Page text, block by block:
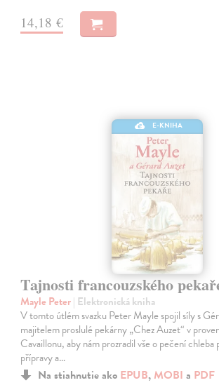
14,18 €
E-KNIHA
Tajnosti francouzského
Mayle Peter| Elektronická kniha
V tomto útlém svazku Peter Mayle spojil síly s
majitelem proslulé pekárny „Chez Auzet“ v
Cavaillonu, aby nám prozradil vše o pečení
přípravy a…
Na stiahnutie ako EPUB, MOBI a PDF